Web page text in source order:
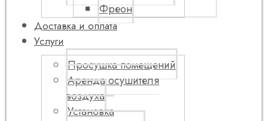
Фреон
Доставка и оплата
Услуги
Просушка помещений
Аренда осушителя
воздуха
Установка